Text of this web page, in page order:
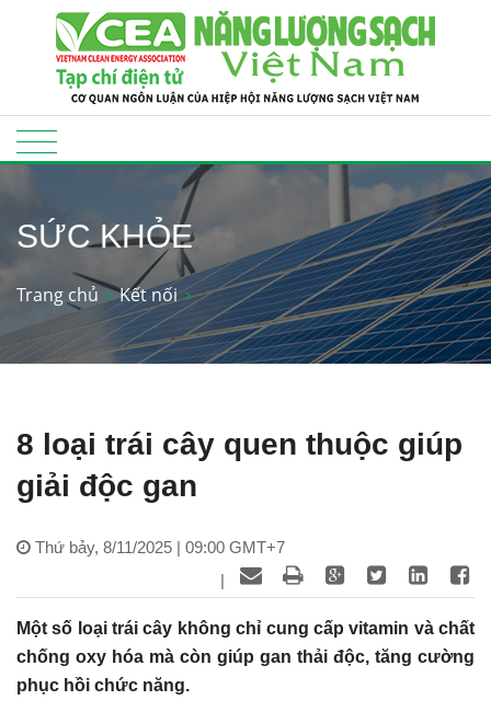
SỨC KHỎE
Trang chủ Kết nối
8 loại trái cây quen thuộc giúp
giải độc gan
Thứ bảy, 8/11/2025 | 09:00 GMT+7
|
Một số loại trái cây không chỉ cung cấp vitamin và chất
chống oxy hóa mà còn giúp gan thải độc, tăng cường
phục hồi chức năng.